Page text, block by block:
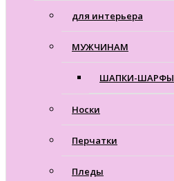
для интерьера
МУЖЧИНАМ
ШАПКИ-ШАРФЫ
Носки
Перчатки
Пледы